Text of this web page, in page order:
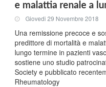
e malattia renale a
Giovedi 29 Novembre 2018
Una remissione precoce e
predittore di mortalità e
lungo termine in pazienti
sostiene uno studio
Society e pubblicato
Rheumatology